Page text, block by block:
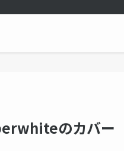
のカバー